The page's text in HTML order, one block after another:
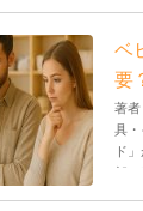
ベ
要
ど
著者
具・
ド
部。